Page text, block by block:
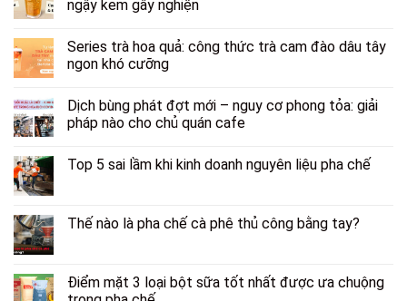
ngậy kem gây nghiện
Series trà hoa quả: công thức trà cam đào dâu tây
ngon khó cưỡng
Dịch bùng phát đợt mới – nguy cơ phong tỏa: giải
pháp nào cho chủ quán cafe
Top 5 sai lầm khi kinh doanh nguyên liệu pha chế
Thế nào là pha chế cà phê thủ công bằng tay?
Điểm mặt 3 loại bột sữa tốt nhất được ưa chuộng